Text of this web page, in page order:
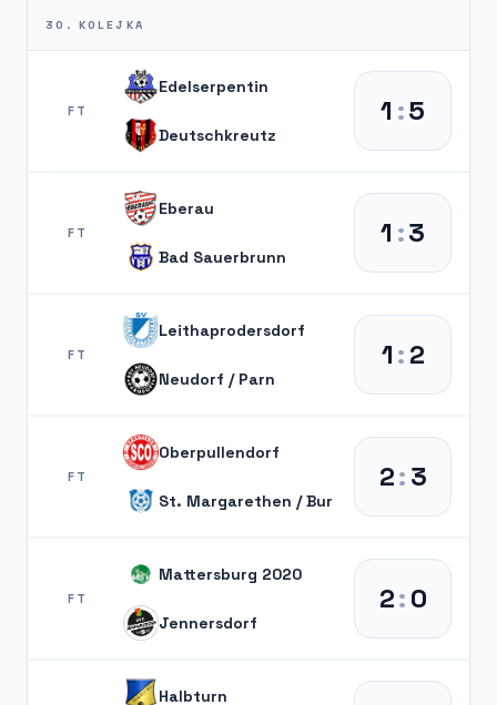
30. KOLEJKA
FT
Edelserpentin
Deutschkreutz
1 :5
FT
Eberau
Bad Sauerbrunn
1 :3
FT
Leithaprodersdorf
Neudorf / Parn
1:2
FT
Oberpullendorf
St. Margarethen / Bur
2:3
FT
Mattersburg 2020
Jennersdorf
2:0
Halbturn